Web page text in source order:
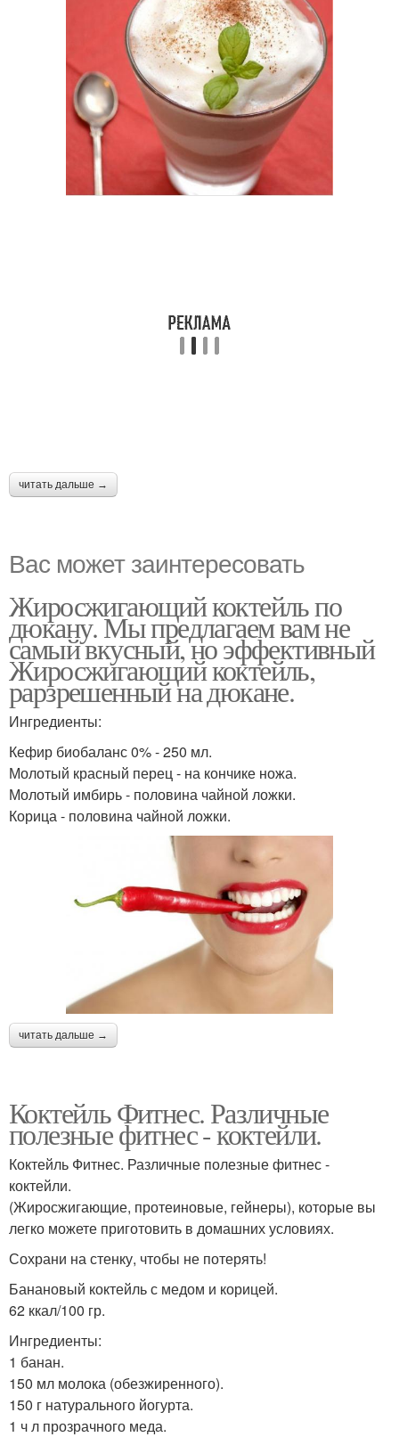
читать дальше →
Вас может заинтересовать
Жиросжигающий коктейль по
дюкану. Мы предлагаем вам не
самый вкусный, но эффективный
Жиросжигающий коктейль,
рарзрешенный на дюкане.
Ингредиенты:
Кефир биобаланс 0% - 250 мл.
Молотый красный перец - на кончике ножа.
Молотый имбирь - половина чайной ложки.
Корица - половина чайной ложки.
читать дальше →
Коктейль Фитнес. Различные
полезные фитнес - коктейли.
Коктейль Фитнес. Различные полезные фитнес -
коктейли.
(Жиросжигающие, протеиновые, гейнеры), которые вы
легко можете приготовить в домашних условиях.
Сохрани на стенку, чтобы не потерять!
Банановый коктейль с медом и корицей.
62 ккал/100 гр.
Ингредиенты:
1 банан.
150 мл молока (обезжиренного).
150 г натурального йогурта.
1 ч л прозрачного меда.